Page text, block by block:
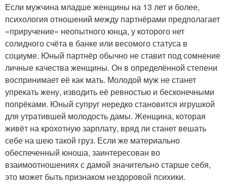
Если мужчина младше женщины на 13 лет и более,
психология отношений между партнёрами предполагает
«приручение» неопытного юнца, у которого нет
солидного счёта в банке или весомого статуса в
социуме. Юный партнёр обычно не ставит под сомнение
личные качества женщины. Он в определённой степени
воспринимает её как мать. Молодой муж не станет
упрекать жену, изводить её ревностью и бесконечными
попрёками. Юный супруг нередко становится игрушкой
для утратившей молодость дамы. Женщина, которая
живёт на крохотную зарплату, вряд ли станет вешать
себе на шею такой груз. Если же материально
обеспеченный юноша, заинтересован во
взаимоотношениях с дамой значительно старше себя,
это может быть признаком нездоровой психики.